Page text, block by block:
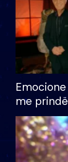
me
divorci